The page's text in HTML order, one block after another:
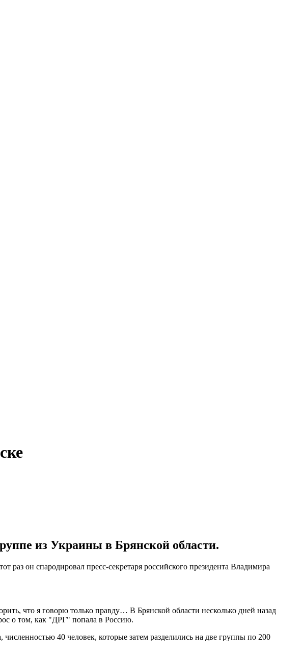
из Украины в Брянской области.
он спародировал пресс-секретаря российского президента Владимира
что я говорю только правду… В Брянской области несколько дней назад
о том, как "ДРГ" попала в Россию.
40 человек, которые затем разделились на две группы по 200